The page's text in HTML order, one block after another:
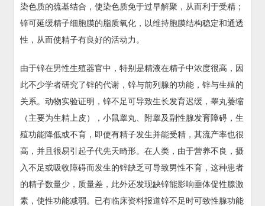
染色质的巯基结合，使染色质免于过早解聚，从而利于受精；
锌可延缓精子细胞膜的脂质氧化，以维持胞膜结构稳定和通透
性，从而使精子有良好的活动力。
由于锌在男性生殖器官中，特别是精液在精子中浓度很高，因
此不少学者研究了锌的代谢，锌与前列腺的功能，锌与生殖的
关系。动物实验证明，锌不足可导致生长发育迟缓，睾丸萎缩
（主要为生精上皮），小鼠睾丸、附睾及副性腺发育障碍，生
殖功能降低或不育，即使有精子发生并能受精，其流产率也很
高，并且很易引起子代先天畸形。在人类，由于营养不良，摄
入不足或吸收障碍而发生的锌缺乏可导致男性不育，这种患者
的精子数量少，质量差，此外还发现缺锌能影响垂体促性腺激
素，使性功能减弱。已有临床资料报道锌不足时可致性腺功能